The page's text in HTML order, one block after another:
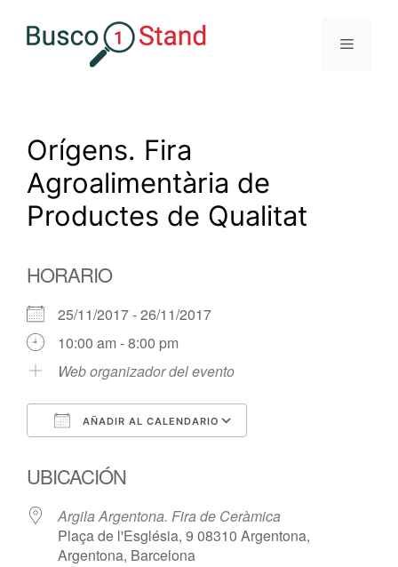
Menú
Orígens. Fira
Agroalimentària de
Productes de Qualitat
HORARIO
25/11/2017 - 26/11/2017
10:00 am - 8:00 pm
Web organizador del evento
AÑADIR AL CALENDARIO
UBICACIÓN
Argila Argentona. Fira de Ceràmica
Plaça de l'Església, 9 08310 Argentona,
Argentona, Barcelona